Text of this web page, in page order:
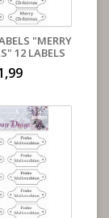
"MERRY
12 LABELS